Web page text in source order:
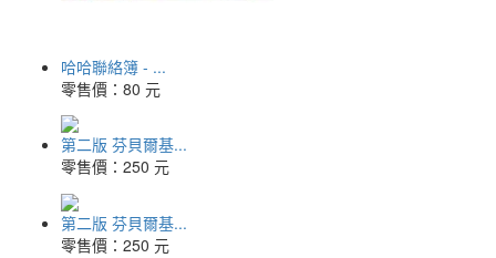
哈哈聯絡簿 - ...
零售價： 80 元
第二版 芬貝爾基...
零售價： 250 元
第二版 芬貝爾基...
零售價： 250 元